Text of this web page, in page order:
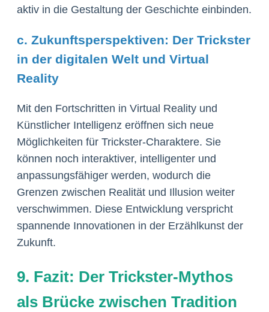
aktiv in die Gestaltung der Geschichte einbinden.
c. Zukunftsperspektiven: Der Trickster
in der digitalen Welt und Virtual
Reality
Mit den Fortschritten in Virtual Reality und
Künstlicher Intelligenz eröffnen sich neue
Möglichkeiten für Trickster-Charaktere. Sie
können noch interaktiver, intelligenter und
anpassungsfähiger werden, wodurch die
Grenzen zwischen Realität und Illusion weiter
verschwimmen. Diese Entwicklung verspricht
spannende Innovationen in der Erzählkunst der
Zukunft.
9. Fazit: Der Trickster-Mythos
als Brücke zwischen Tradition